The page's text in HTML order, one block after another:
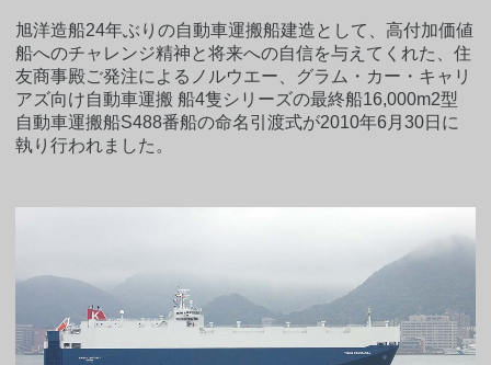
旭洋造船24年ぶりの自動車運搬船建造として、高付加価値
船へのチャレンジ精神と将来への自信を与えてくれた、住
友商事殿ご発注によるノルウエー、グラム・カー・キャリ
アズ向け自動車運搬 船4隻シリーズの最終船16,000m2型
自動車運搬船S488番船の命名引渡式が2010年6月30日に
執り行われました。